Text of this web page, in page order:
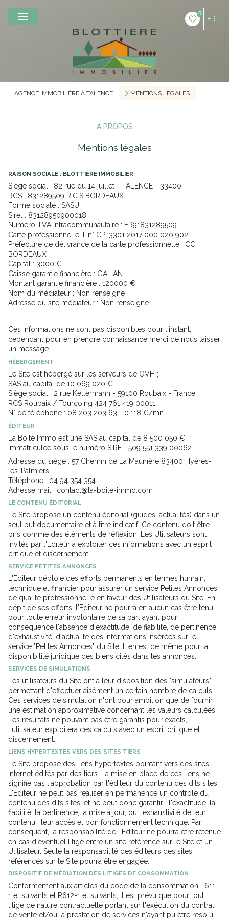
0
FR
AGENCE IMMOBILIÈRE À TALENCE MENTIONS LÉGALES
A PROPOS
Mentions légales
RAISON SOCIALE : BLOTTIERE IMMOBILIER
Siège social : 82 rue du 14 juillet - TALENCE - 33400
RCS : 831289509 R.C.S BORDEAUX
Forme sociale : SASU
Siret : 83128950900018
Numero TVA Intracommunautaire : FR91831289509
Carte professionnelle T n° CPI 3301 2017 000 020 902
Préfecture de délivrance de la carte professionnelle : CCI
BORDEAUX
Capital : 3000 €
Caisse garantie financière : GALIAN
Montant garantie financière : 120000 €
Nom du médiateur : Non renseigné
Adresse du site médiateur : Non renseigné
Ces informations ne sont pas disponibles pour l'instant,
cependant pour en prendre connaissance merci de nous laisser
un message
HÉBERGEMENT
Le Site est hébergé sur les serveurs de OVH ;
SAS au capital de 10 069 020 € ;
Siège social : 2 rue Kellermann - 59100 Roubaix - France ;
RCS Roubaix / Tourcoing 424 761 419 00011 ;
N° de téléphone : 08 203 203 63 - 0.118 €/mn
ÉDITEUR
La Boite Immo est une SAS au capital de 8 500 050 €,
immatriculée sous le numéro SIRET 509 551 339 00062
Adresse du siège : 57 Chemin de La Maunière 83400 Hyères-
les-Palmiers
Téléphone : 04 94 354 354
Adresse mail : contact@la-boite-immo.com
LE CONTENU ÉDITORIAL
Le Site propose un contenu éditorial (guides, actualités) dans un
seul but documentaire et à titre indicatif. Ce contenu doit être
pris comme des éléments de réflexion. Les Utilisateurs sont
invités par l'Editeur à exploiter ces informations avec un esprit
critique et discernement.
SERVICE PETITES ANNONCES
L'Editeur déploie des efforts permanents en termes humain,
technique et financier pour assurer un service Petites Annonces
de qualité professionnelle en faveur des Utilisateurs du Site. En
dépit de ses efforts, l'Editeur ne pourra en aucun cas être tenu
pour toute erreur involontaire de sa part ayant pour
conséquence l'absence d'exactitude, de fiabilité, de pertinence,
d'exhaustivité, d'actualité des informations insérées sur le
service "Petites Annonces" du Site. Il en est de même pour la
disponibilité juridique des biens cités dans les annonces.
SERVICES DE SIMULATIONS
Les utilisateurs du Site ont à leur disposition des "simulateurs"
permettant d'effectuer aisément un certain nombre de calculs.
Ces services de simulation n'ont pour ambition que de fournir
une estimation approximative concernant les valeurs calculées.
Les résultats ne pouvant pas être garantis pour exacts,
l'utilisateur exploitera ces calculs avec un esprit critique et
discernement.
LIENS HYPERTEXTES VERS DES SITES TIERS
Le Site propose des liens hypertextes pointant vers des sites
Internet édités par des tiers. La mise en place de ces liens ne
signifie pas l'approbation par l'éditeur du contenu des dits sites.
L'Editeur ne peut pas réaliser en permanence un contrôle du
contenu des dits sites, et ne peut donc garantir : l'exactitude, la
fiabilité, la pertinence, la mise à jour, ou l'exhaustivité de leur
contenu ; leur accès et bon fonctionnement technique. Par
conséquent, la responsabilité de l'Editeur ne pourra être retenue
en cas d'éventuel litige entre un site référencé sur le Site et un
Utilisateur. Seule la responsabilité des éditeurs des sites
référencés sur le Site pourra être engagée.
DISPOSITIF DE MÉDIATION DES LITIGES DE CONSOMMATION
Conformément aux articles du code de la consommation L611-
1 et suivants et R612-1 et suivants, il est prévu que pour tout
litige de nature contractuelle portant sur l'exécution du contrat
de vente et/ou la prestation de services n'ayant pu être résolu